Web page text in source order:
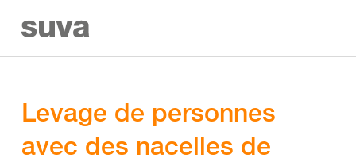
Levage de personnes
avec des nacelles de